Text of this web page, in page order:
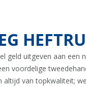
geld uitgeven aan een
voordelige
altijd van topkwaliteit;